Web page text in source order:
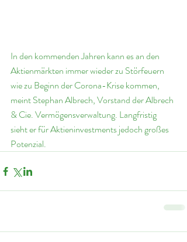
In den kommenden Jahren kann es an den
Aktienmärkten immer wieder zu Störfeuern
wie zu Beginn der Corona-Krise kommen,
meint Stephan Albrech, Vorstand der Albrech
& Cie. Vermögensverwaltung. Langfristig
sieht er für Aktieninvestments jedoch großes
Potenzial.